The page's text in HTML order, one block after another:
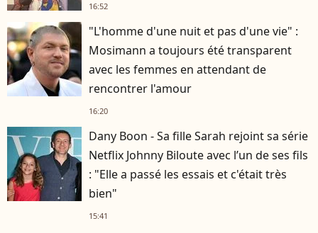
16:52
"L'homme d'une nuit et pas d'une vie" :
Mosimann a toujours été transparent
avec les femmes en attendant de
rencontrer l'amour
16:20
Dany Boon - Sa fille Sarah rejoint sa série
Netflix Johnny Biloute avec l’un de ses fils
: "Elle a passé les essais et c'était très
bien"
15:41